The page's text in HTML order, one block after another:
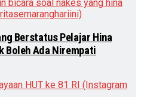
Berstatus Pelajar Hina
Boleh Ada Nirempati